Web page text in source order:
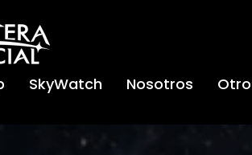
SkyWatch Nosotros